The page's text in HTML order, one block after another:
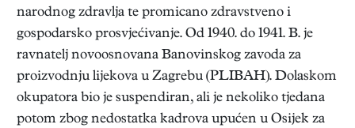
narodnog zdravlja te promicano zdravstveno i
gospodarsko prosvjećivanje. Od 1940. do 1941. B. je
ravnatelj novoosnovana Banovinskog zavoda za
proizvodnju lijekova u Zagrebu (PLIBAH). Dolaskom
okupatora bio je suspendiran, ali je nekoliko tjedana
potom zbog nedostatka kadrova upućen u Osijek za